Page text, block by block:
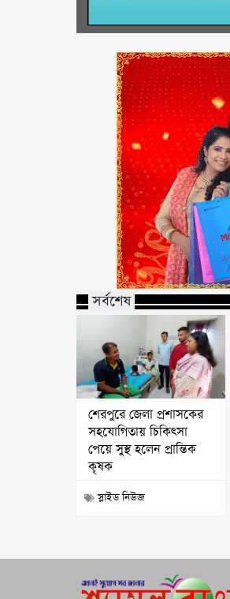
সর্বশেষ
শেরপুরে জেলা প্রশাসকের
সহযোগিতায় চিকিৎসা
পেয়ে সুস্থ হলেন প্রান্তিক
কৃষক
স্লাইড নিউজ